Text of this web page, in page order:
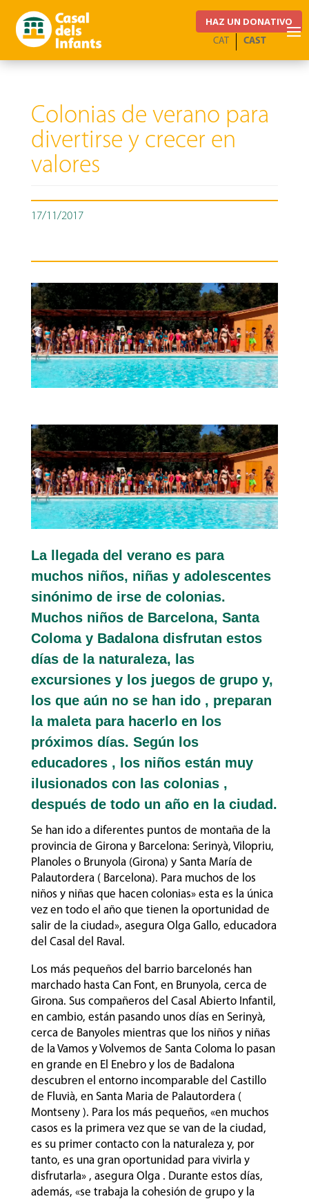
HAZ UN DONATIVO
CAST
CAT
Colonias de verano para
divertirse y crecer en
valores
17/11/2017
La llegada del verano es para
muchos niños, niñas y adolescentes
sinónimo de irse de colonias.
Muchos niños de Barcelona, Santa
Coloma y Badalona disfrutan estos
días de la naturaleza, las
excursiones y los juegos de grupo y,
los que aún no se han ido , preparan
la maleta para hacerlo en los
próximos días. Según los
educadores , los niños están muy
ilusionados con las colonias ,
después de todo un año en la ciudad.
Se han ido a diferentes puntos de montaña de la
provincia de Girona y Barcelona: Serinyà, Vilopriu,
Planoles o Brunyola (Girona) y Santa María de
Palautordera ( Barcelona). Para muchos de los
niños y niñas que hacen colonias» esta es la única
vez en todo el año que tienen la oportunidad de
salir de la ciudad», asegura Olga Gallo, educadora
del Casal del Raval.
Los más pequeños del barrio barcelonés han
marchado hasta Can Font, en Brunyola, cerca de
Girona. Sus compañeros del Casal Abierto Infantil,
en cambio, están pasando unos días en Serinyà,
cerca de Banyoles mientras que los niños y niñas
de la Vamos y Volvemos de Santa Coloma lo pasan
en grande en El Enebro y los de Badalona
descubren el entorno incomparable del Castillo
de Fluvià, en Santa Maria de Palautordera (
Montseny ). Para los más pequeños, «en muchos
casos es la primera vez que se van de la ciudad,
es su primer contacto con la naturaleza y, por
tanto, es una gran oportunidad para vivirla y
disfrutarla» , asegura Olga . Durante estos días,
además, «se trabaja la cohesión de grupo y la